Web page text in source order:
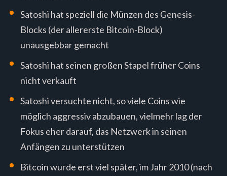
Satoshi hat speziell die Münzen des Genesis-
Blocks (der allererste Bitcoin-Block)
unausgebbar gemacht
Satoshi hat seinen großen Stapel früher Coins
nicht verkauft
Satoshi versuchte nicht, so viele Coins wie
möglich aggressiv abzubauen, vielmehr lag der
Fokus eher darauf, das Netzwerk in seinen
Anfängen zu unterstützen
Bitcoin wurde erst viel später, im Jahr 2010 (nach